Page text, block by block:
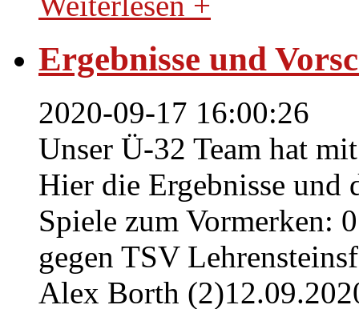
Ergebnisse und
2020-09-17 16:00:26
Unser Ü-32 Team hat
Hier die Ergebnisse und
Spiele zum Vormerken:
gegen TSV
Alex Borth